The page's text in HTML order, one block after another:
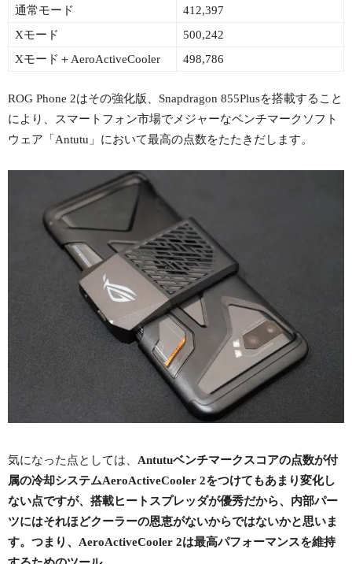
通常モード
412,397
Xモード
500,242
Xモード＋AeroActiveCooler
498,786
ROG Phone 2はその強化版、Snapdragon 855Plusを搭載すること
により、スマートフォン市場でメジャーなベンチマークソフト
ウェア「Antutu」において最高の点数をたたきだします。
気になった点としては、 Antutuベンチマークスコアの点数が付
属の冷却システムAeroActiveCooler 2をつけてもあまり変化し
ない点ですが、搭載ヒートスプレッダが優秀だから、内部パー
ツにはそれほどクーラーの恩恵がないからではないかと思いま
す。つまり、AeroActiveCooler 2は最高パフォーマンスを維持